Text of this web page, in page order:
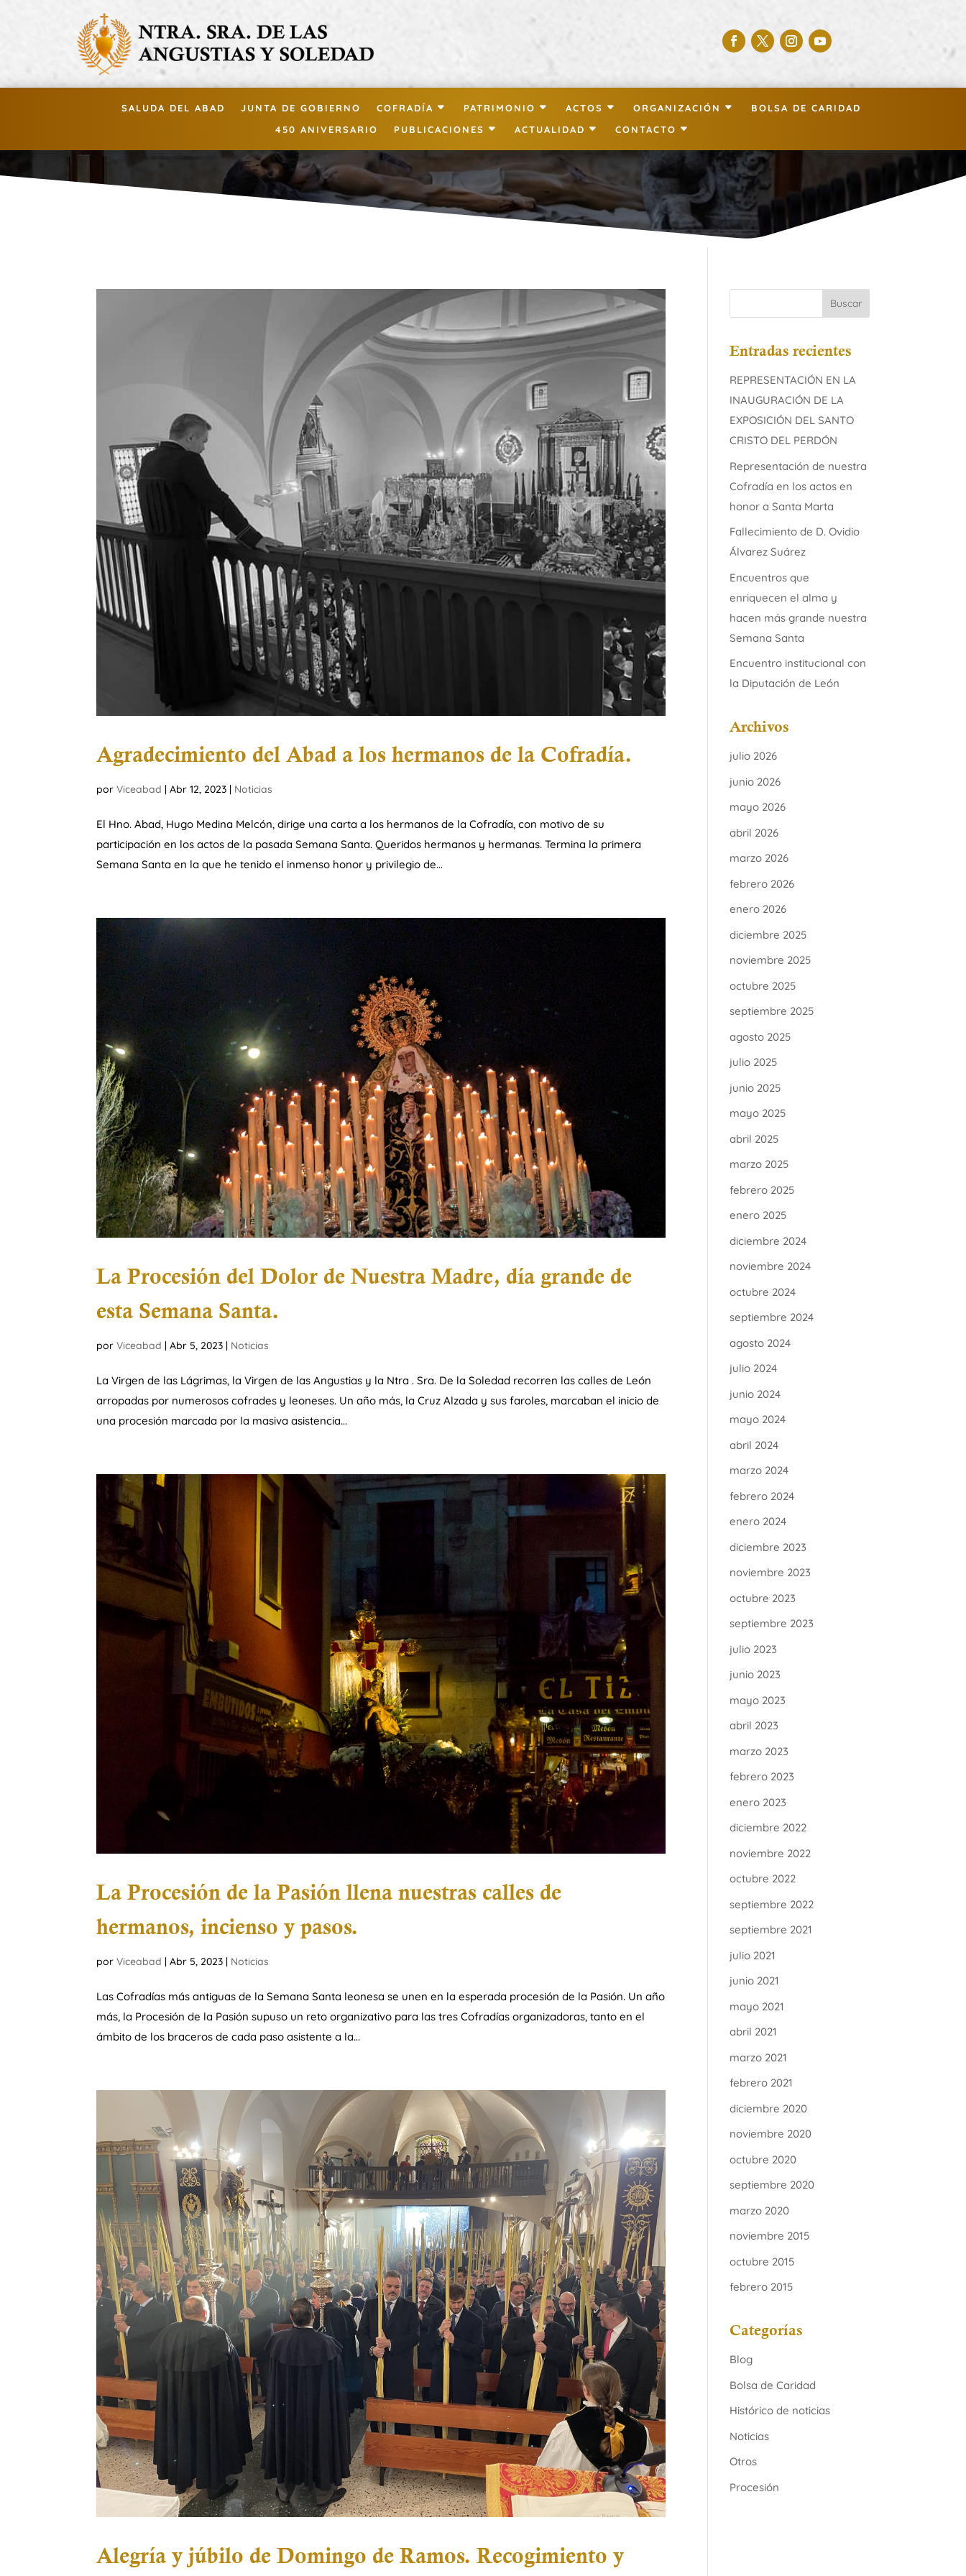
SALUDA DEL ABAD JUNTA DE GOBIERNO COFRADÍA PATRIMONIO ACTOS ORGANIZACIÓN
BOLSA DE CARIDAD
450 ANIVERSARIO
PUBLICACIONES ACTUALIDAD CONTACTO
Agradecimiento del Abad a los hermanos de la Cofradía.
porViceabad |Abr 12, 2023 | Noticias
El Hno. Abad, Hugo Medina Melcón, dirige una carta a los hermanos de la Cofradía, con motivo de su
participación en los actos de la pasada Semana Santa. Queridos hermanos y hermanas. Termina la primera
Semana Santa en la que he tenido el inmenso honor y privilegio de...
La Procesión del Dolor de Nuestra Madre, día grande de
esta Semana Santa.
porViceabad |Abr 5, 2023 | Noticias
La Virgen de las Lágrimas, la Virgen de las Angustias y la Ntra . Sra. De la Soledad recorren las calles de León
arropadas por numerosos cofrades y leoneses. Un año más, la Cruz Alzada y sus faroles, marcaban el inicio de
una procesión marcada por la masiva asistencia...
La Procesión de la Pasión llena nuestras calles de
hermanos, incienso y pasos.
porViceabad |Abr 5, 2023 | Noticias
Las Cofradías más antiguas de la Semana Santa leonesa se unen en la esperada procesión de la Pasión. Un año
más, la Procesión de la Pasión supuso un reto organizativo para las tres Cofradías organizadoras, tanto en el
ámbito de los braceros de cada paso asistente a la...
Alegría y júbilo de Domingo de Ramos. Recogimiento y
Entradas recientes
REPRESENTACIÓN EN LA
INAUGURACIÓN DE LA
EXPOSICIÓN DEL SANTO
CRISTO DEL PERDÓN
Representación de nuestra
Cofradía en los actos en
honor a Santa Marta
Fallecimiento de D. Ovidio
Álvarez Suárez
Encuentros que
enriquecen el alma y
hacen más grande nuestra
Semana Santa
Encuentro institucional con
la Diputación de León
Archivos
julio 2026
junio 2026
mayo 2026
abril 2026
marzo 2026
febrero 2026
enero 2026
diciembre 2025
noviembre 2025
octubre 2025
septiembre 2025
agosto 2025
julio 2025
junio 2025
mayo 2025
abril 2025
marzo 2025
febrero 2025
enero 2025
diciembre 2024
noviembre 2024
octubre 2024
septiembre 2024
agosto 2024
julio 2024
junio 2024
mayo 2024
abril 2024
marzo 2024
febrero 2024
enero 2024
diciembre 2023
noviembre 2023
octubre 2023
septiembre 2023
julio 2023
junio 2023
mayo 2023
abril 2023
marzo 2023
febrero 2023
enero 2023
diciembre 2022
noviembre 2022
octubre 2022
septiembre 2022
septiembre 2021
julio 2021
junio 2021
mayo 2021
abril 2021
marzo 2021
febrero 2021
diciembre 2020
noviembre 2020
octubre 2020
septiembre 2020
marzo 2020
noviembre 2015
octubre 2015
febrero 2015
Categorías
Blog
Bolsa de Caridad
Histórico de noticias
Noticias
Otros
Procesión